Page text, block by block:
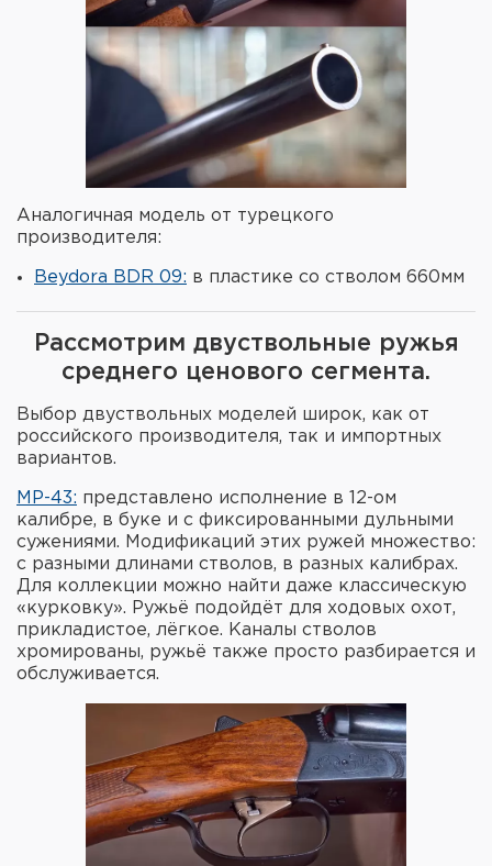
Аналогичная модель от турецкого
производителя:
Beydora BDR 09: в пластике со стволом 660мм
Рассмотрим двуствольные ружья
среднего ценового сегмента.
Выбор двуствольных моделей широк, как от
российского производителя, так и импортных
вариантов.
МР-43: представлено исполнение в 12-ом
калибре, в буке и с фиксированными дульными
сужениями. Модификаций этих ружей множество:
с разными длинами стволов, в разных калибрах.
Для коллекции можно найти даже классическую
«курковку». Ружьё подойдёт для ходовых охот,
прикладистое, лёгкое. Каналы стволов
хромированы, ружьё также просто разбирается и
обслуживается.